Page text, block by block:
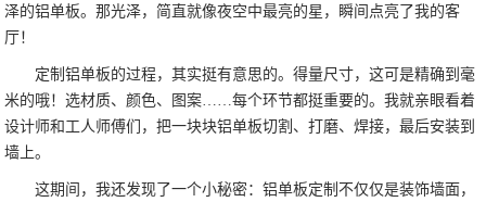
泽的铝单板。那光泽，简直就像夜空中最亮的星，瞬间点亮了我的客
厅！
定制铝单板的过程，其实挺有意思的。得量尺寸，这可是精确到毫
米的哦！选材质、颜色、图案……每个环节都挺重要的。我就亲眼看着
设计师和工人师傅们，把一块块铝单板切割、打磨、焊接，最后安装到
墙上。
这期间，我还发现了一个小秘密：铝单板定制不仅仅是装饰墙面，